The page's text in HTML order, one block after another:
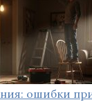
ошибки при